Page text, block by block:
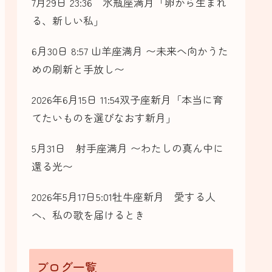
る、新しい私」
6月30日 8:57 山羊座満月 〜未来へ向かうた
めの刷新と手放し〜
2026年6月15日 11:54双子座新月「本当に育
てたいものを選びなおす新月」
5月31日 射手座満月 〜わたしの真ん中に
還る光〜
2026年5月17日5:01牡牛座新月 愛する人
へ、私の歌を届けるとき
ブログ一覧